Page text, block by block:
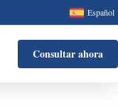
Español
Consultar ahora